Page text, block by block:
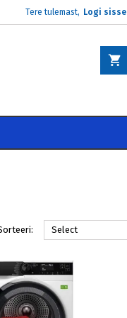
Tere tulemast, Logi sisse
Select